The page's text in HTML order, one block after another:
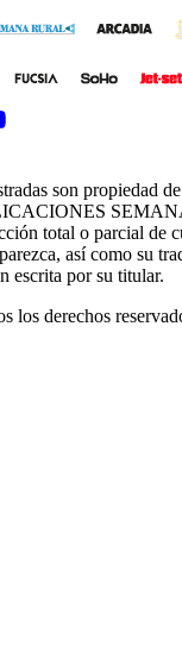
window
son propiedad
total o parcial de
así como su
escrita por su titular.
los derechos